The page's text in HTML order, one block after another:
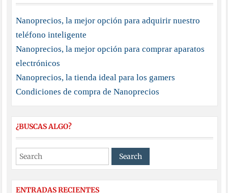
Nanoprecios, la mejor opción para adquirir nuestro
teléfono inteligente
Nanoprecios, la mejor opción para comprar aparatos
electrónicos
Nanoprecios, la tienda ideal para los gamers
Condiciones de compra de Nanoprecios
¿BUSCAS ALGO?
ENTRADAS RECIENTES